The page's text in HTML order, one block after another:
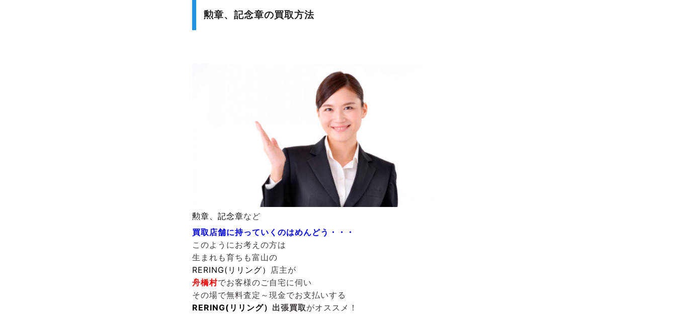
勲章、記念章の買取方法
勲章、記念章など
買取店舗に持っていくのはめんどう・・・
このようにお考えの方は
生まれも育ちも富山の
RERING(リリング） 店主が
舟橋村でお客様のご自宅に伺い
その場で無料査定～現金でお支払いする
RERING(リリング） 出張買取がオススメ！